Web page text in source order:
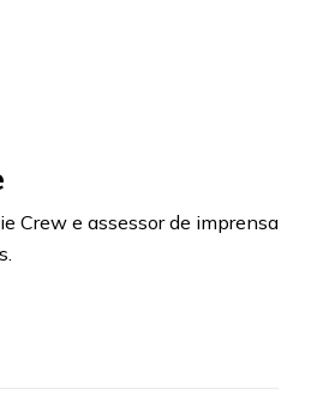
Crew e assessor de imprensa